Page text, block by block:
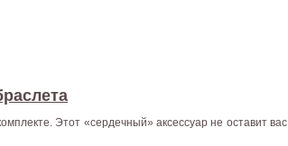
Этот «сердечный» аксессуар не оставит вас